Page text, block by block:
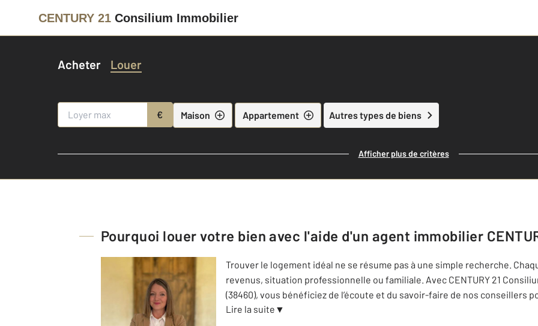
CENTURY 21 Consilium Immobilier
Acheter Louer
€ Maison Appartement Autres types de biens
Afficher plus de critères
Pourquoi louer votre bien avec l'aide d'un agent immobilier
Trouver le logement idéal ne se résume pas à une simple recherche.
revenus, situation professionnelle ou familiale. Avec CENTURY 21
(38460), vous bénéficiez de l’écoute et du savoir-faire de nos conseillers
Lire la suite ▼